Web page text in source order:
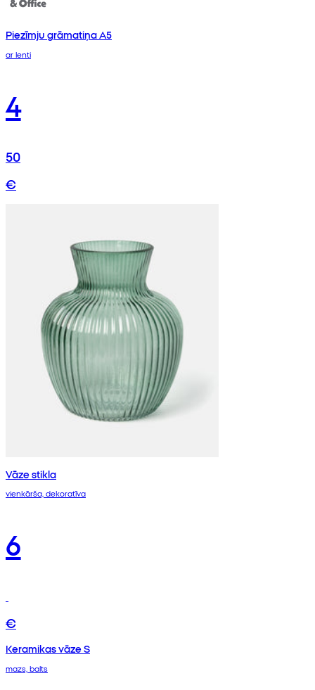
Piezīmju grāmatiņa A5
ar lenti
4
50
€
Vāze stikla
vienkārša, dekoratīva
6
€
Keramikas vāze S
mazs, balts